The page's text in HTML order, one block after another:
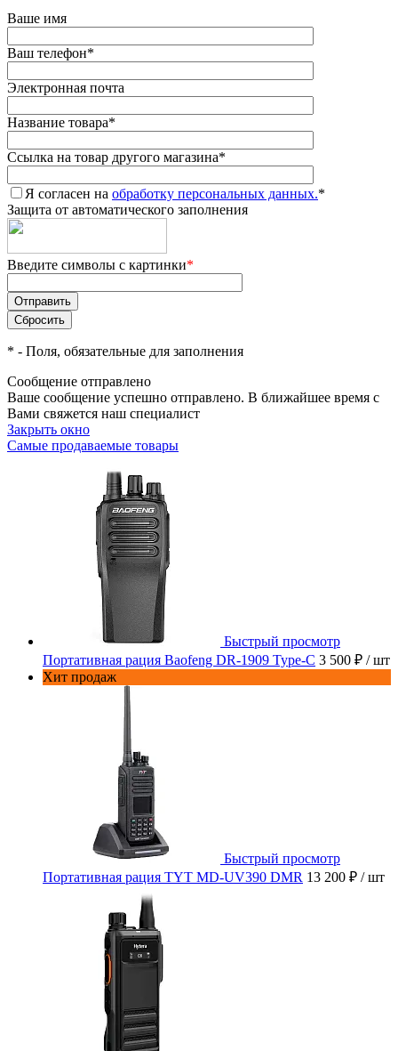
Ваше имя
Ваш телефон*
Электронная почта
Название товара*
Ссылка на товар другого магазина*
Я согласен на обработку персональных данных.*
Защита от автоматического заполнения
Введите символы с картинки*
* - Поля, обязательные для заполнения
Сообщение отправлено
Ваше сообщение успешно отправлено. В ближайшее время с
Вами свяжется наш специалист
Закрыть окно
Самые продаваемые товары
Быстрый просмотр
Портативная рация Baofeng DR-1909 Type-C 3 500 ₽ / шт
Хит продаж
Быстрый просмотр
Портативная рация TYT MD-UV390 DMR 13 200 ₽ / шт